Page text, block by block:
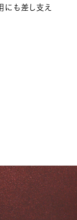
にも差し支え